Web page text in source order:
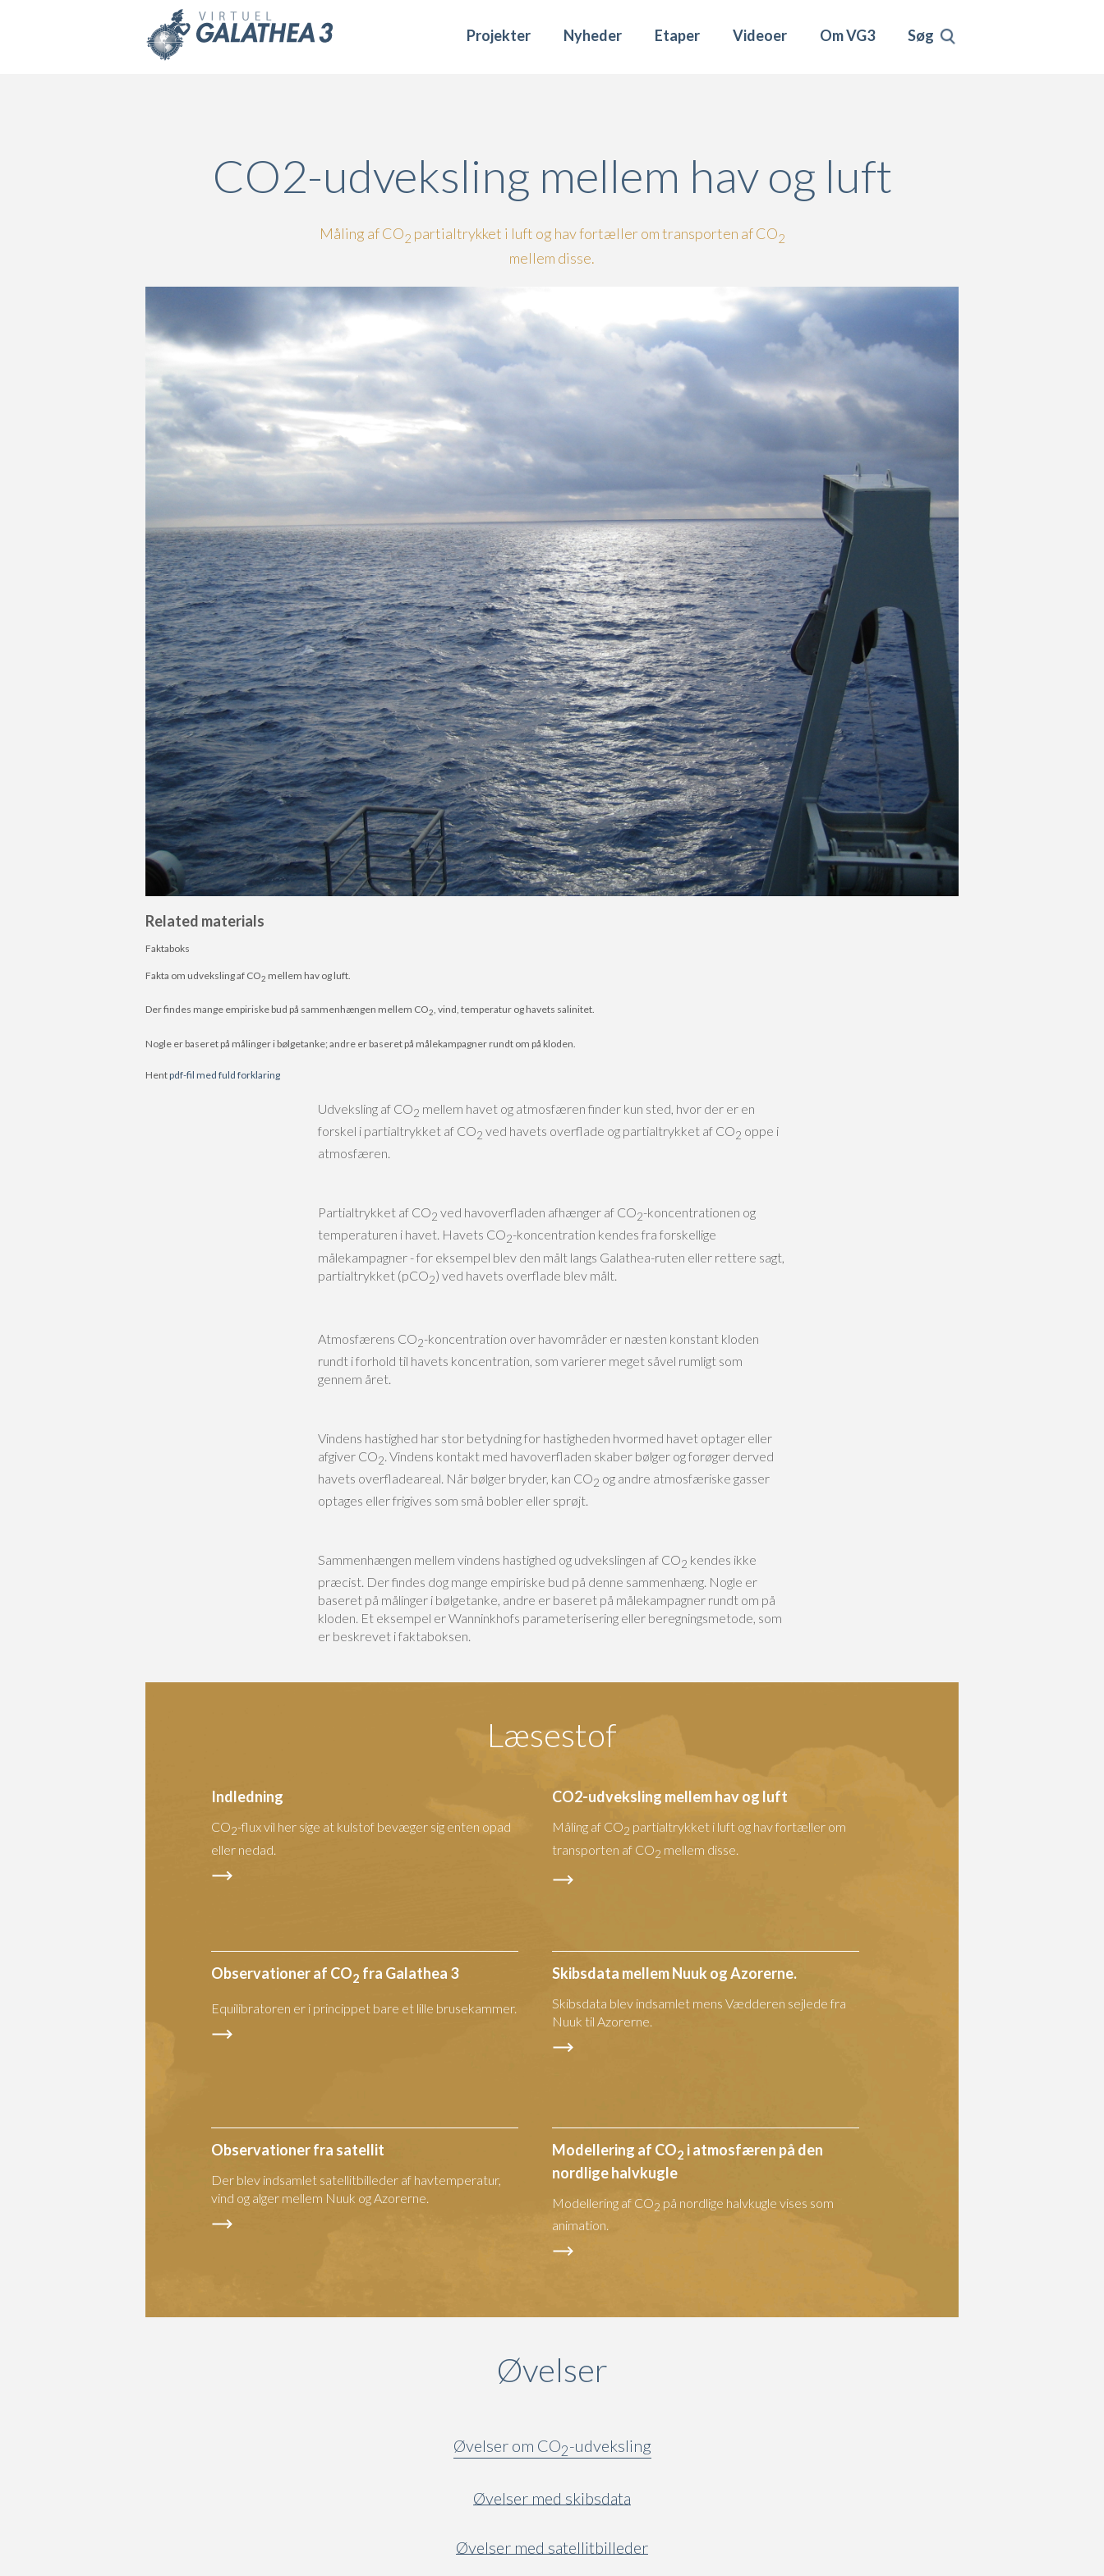
Projekter Nyheder Etaper Videoer Om VG3 Søg
CO2-udveksling mellem hav og luft
Måling af CO2 partialtrykket i luft og hav fortæller om transporten af CO2
mellem disse.
Related materials
Faktaboks
Fakta om udveksling af CO2 mellem hav og luft.
Der findes mange empiriske bud på sammenhængen mellem CO2, vind, temperatur og havets salinitet.
Nogle er baseret på målinger i bølgetanke; andre er baseret på målekampagner rundt om på kloden.
Hentpdf-fil med fuld forklaring
Udveksling af CO2 mellem havet og atmosfæren finder kun sted, hvor der er en
forskel i partialtrykket af CO2 ved havets overflade og partialtrykket af CO2 oppe i
atmosfæren.
Partialtrykket af CO2 ved havoverfladen afhænger af CO2-koncentrationen og
temperaturen i havet. Havets CO2-koncentration kendes fra forskellige
målekampagner - for eksempel blev den målt langs Galathea-ruten eller rettere sagt,
partialtrykket (pCO2) ved havets overflade blev målt.
Atmosfærens CO2-koncentration over havområder er næsten konstant kloden
rundt i forhold til havets koncentration, som varierer meget såvel rumligt som
gennem året.
Vindens hastighed har stor betydning for hastigheden hvormed havet optager eller
afgiver CO2. Vindens kontakt med havoverfladen skaber bølger og forøger derved
havets overfladeareal. Når bølger bryder, kan CO2 og andre atmosfæriske gasser
optages eller frigives som små bobler eller sprøjt.
Sammenhængen mellem vindens hastighed og udvekslingen af CO2 kendes ikke
præcist. Der findes dog mange empiriske bud på denne sammenhæng. Nogle er
baseret på målinger i bølgetanke, andre er baseret på målekampagner rundt om på
kloden. Et eksempel er Wanninkhofs parameterisering eller beregningsmetode, som
er beskrevet i faktaboksen.
Læsestof
Indledning
CO2-flux vil her sige at kulstof bevæger sig enten opad
eller nedad.
CO2-udveksling mellem hav og luft
Måling af CO2 partialtrykket i luft og hav fortæller om
transporten af CO2 mellem disse.
Observationer af CO2 fra Galathea 3
Equilibratoren er i princippet bare et lille brusekammer.
Skibsdata mellem Nuuk og Azorerne.
Skibsdata blev indsamlet mens Vædderen sejlede fra
Nuuk til Azorerne.
Observationer fra satellit
Der blev indsamlet satellitbilleder af havtemperatur,
vind og alger mellem Nuuk og Azorerne.
Modellering af CO2 i atmosfæren på den
nordlige halvkugle
Modellering af CO2 på nordlige halvkugle vises som
animation.
Øvelser
Øvelser om CO2-udveksling
Øvelser med skibsdata
Øvelser med satellitbilleder